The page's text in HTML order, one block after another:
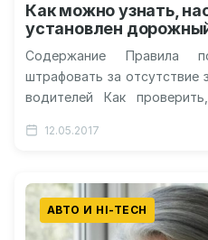
Как можно узнать,
установлен
Содержание Правила
штрафовать за
водителей Как
Видео-инструкция:…
12.05.2017
АВТО И HI-TECH